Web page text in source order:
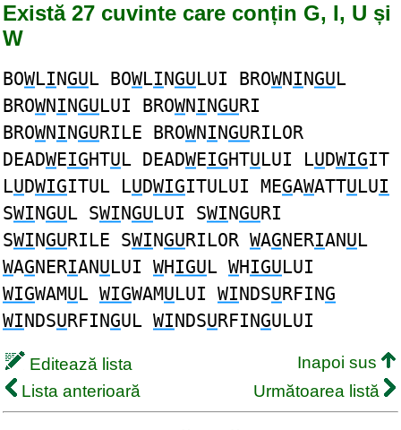
Există 27 cuvinte care conțin G, I, U și
W
BOWLINGUL BOWLINGULUI BROWNINGUL
BROWNINGULUI BROWNINGURI
BROWNINGURILE BROWNINGURILOR
DEADWEIGHTUL DEADWEIGHTULUI LUDWIGIT
LUDWIGITUL LUDWIGITULUI MEGAWATTULUI
SWINGUL SWINGULUI SWINGURI
SWINGURILE SWINGURILOR WAGNERIANUL
WAGNERIANULUI WHIGUL WHIGULUI
WIGWAMUL WIGWAMULUI WINDSURFING
WINDSURFINGUL WINDSURFINGULUI
Editează lista
Inapoi sus
Lista anterioară
Următoarea listă